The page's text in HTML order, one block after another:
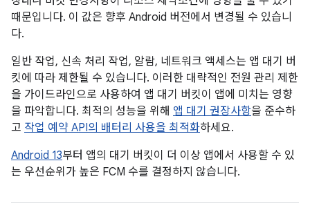
때문입니다. 이 값은 향후 Android 버전에서 변경될 수 있습니
다.
일반 작업, 신속 처리 작업, 알람, 네트워크 액세스는 앱 대기 버
킷에 따라 제한될 수 있습니다. 이러한 대략적인 전원 관리 제한
을 가이드라인으로 사용하여 앱 대기 버킷이 앱에 미치는 영향
을 파악합니다. 최적의 성능을 위해 앱 대기 권장사항을 준수하
고 작업 예약 API의 배터리 사용을 최적화하세요.
Android 13부터 앱의 대기 버킷이 더 이상 앱에서 사용할 수 있
는 우선순위가 높은 FCM 수를 결정하지 않습니다.